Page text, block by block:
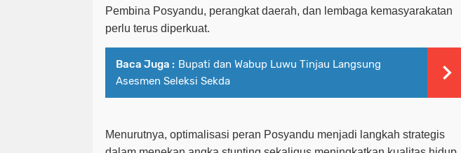
Pembina Posyandu, perangkat daerah, dan lembaga kemasyarakatan
perlu terus diperkuat.
Baca Juga : Bupati dan Wabup Luwu Tinjau Langsung
Asesmen Seleksi Sekda
Menurutnya, optimalisasi peran Posyandu menjadi langkah strategis